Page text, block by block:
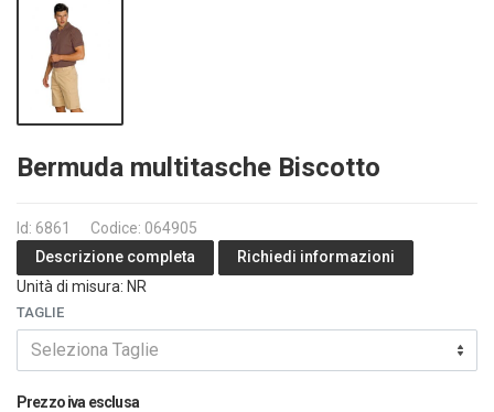
Bermuda multitasche Biscotto
Id: 6861
Codice: 064905
Descrizione completa
Richiedi informazioni
Unità di misura: NR
TAGLIE
Seleziona Taglie
Prezzo iva esclusa